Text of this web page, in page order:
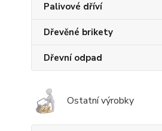
Palivové dříví
Dřevěné brikety
Dřevní odpad
Ostatní výrobky